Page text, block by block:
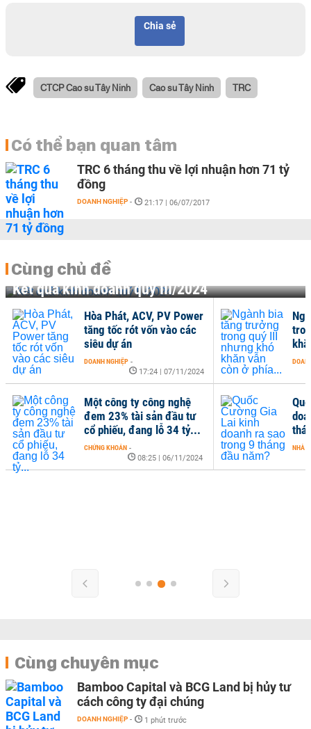
Chia sẻ
CTCP Cao su Tây Ninh Cao su Tây Ninh TRC
Có thể bạn quan tâm
TRC 6 tháng thu về lợi nhuận hơn 71 tỷ
đồng
DOANH NGHIỆP - 21:17 | 06/07/2017
Cùng chủ đề
Kết quả kinh doanh quý III/2024
NHÀ
Hòa Phát, ACV, PV Power
tăng tốc rót vốn vào các
siêu dự án
DOANH NGHIỆP -
17:24 | 07/11/2024
Một công ty công nghệ
đem 23% tài sản đầu tư
cổ phiếu, đang lỗ 34 tỷ...
CHỨNG KHOÁN -
08:25 | 06/11/2024
Cùng chuyên mục
Bamboo Capital và BCG Land bị hủy tư
cách công ty đại chúng
DOANH NGHIỆP - 1 phút trước